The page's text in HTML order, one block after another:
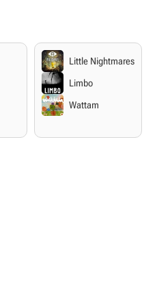
Little Nightmares
Limbo
Wattam